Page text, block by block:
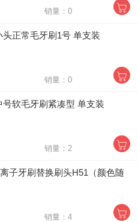
销量：0
头正常毛牙刷1号 单支装
销量：0
号软毛牙刷紧凑型 单支装
销量：2
子牙刷替换刷头H51（颜色随
销量：4